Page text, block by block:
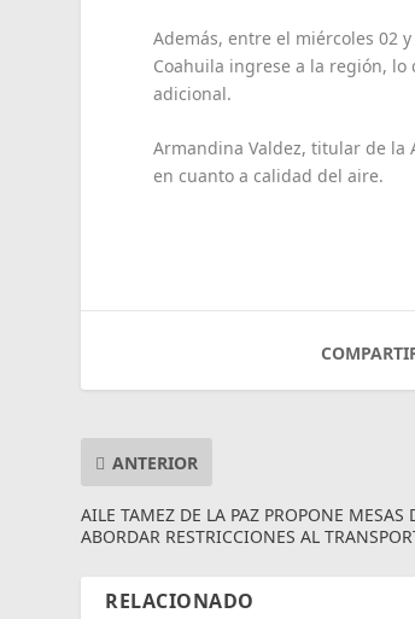
Además, entre el miércoles 02
Coahuila ingrese a la región,
adicional.
Armandina Valdez, titular de la
en cuanto a calidad del aire.
ANTERIOR
AILE TAMEZ DE LA PAZ PROPONE MESAS
ABORDAR RESTRICCIONES AL
RELACIONADO